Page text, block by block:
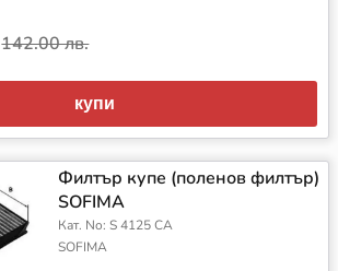
142.00 лв.
купи
Филтър купе (поленов филтър)
SOFIMA
Кат. No: S 4125 CA
SOFIMA